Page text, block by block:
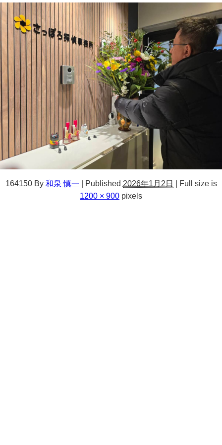
164150 By 和泉 慎一 Published 2026年1月2日
Full size is
1200 × 900 pixels